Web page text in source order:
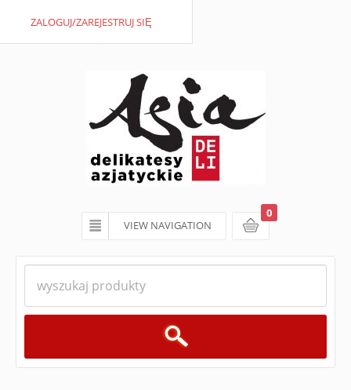
VIEW NAVIGATION
ZALOGUJ/ZAREJESTRUJ SIĘ
koszyk
0